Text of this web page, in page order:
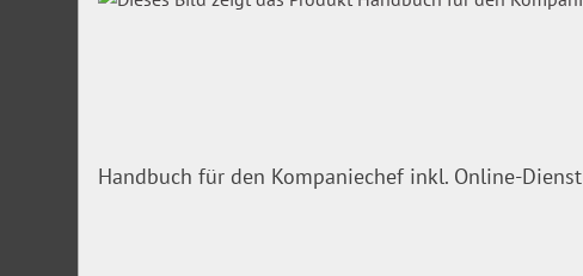
Handbuch für den Kompaniechef inkl. Online-Dienst